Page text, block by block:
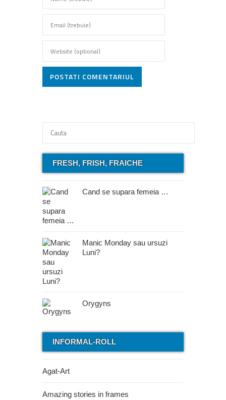
POSTATI COMENTARIUL
FRESH, FRISH, FRAICHE
Cand se supara femeia …
Manic Monday sau ursuzi
Luni?
Orygyns
INFORMAL-ROLL
Agat-Art
Amazing stories in frames